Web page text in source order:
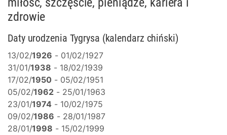
zdrowie
Daty urodzenia Tygrysa (kalendarz chiński)
13/02/1926 - 01/02/1927
31/01/1938 - 18/02/1939
17/02/1950 - 05/02/1951
05/02/1962 - 25/01/1963
23/01/1974 - 10/02/1975
09/02/1986 - 28/01/1987
28/01/1998 - 15/02/1999